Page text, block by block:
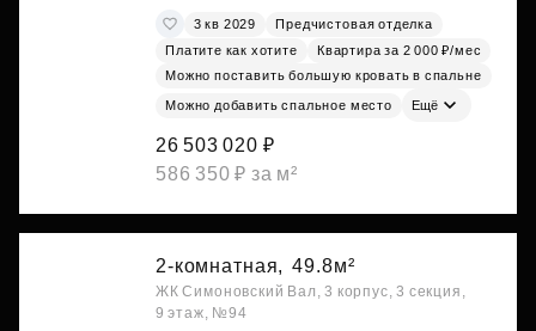
3 кв 2029
Предчистовая отделка
Платите как хотите
Квартира за 2 000 ₽/мес
Можно поставить большую кровать в спальне
Можно добавить спальное место Ещё
26 503 020 ₽
586 350 ₽ за м²
2-комнатная, 49.8м²
ЖК Симоновский Вал, 3 корпус, 3 секция,
9 этаж, №94